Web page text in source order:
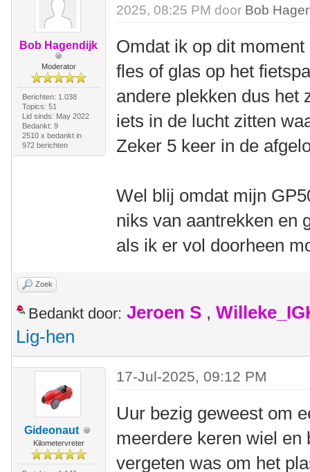
Bob Hagendijk
Moderator
Berichten: 1.038
Topics: 51
Lid sinds: May 2022
Bedankt: 9
2510 x bedankt in
972 berichten
2025, 08:25 PM door Bob
Omdat ik op dit
fles of glas op het
andere plekken dus het
iets in de lucht zitten
Zeker 5 keer in de
Wel blij omdat mijn
niks van aantrekken en
als ik er vol doorheen
Zoek
Bedankt door: Jeroen S ,
Lig-hen
Gideonaut
Kilometervreter
17-Jul-2025, 09:12 PM
Uur bezig geweest om
meerdere keren wiel en
vergeten was om het